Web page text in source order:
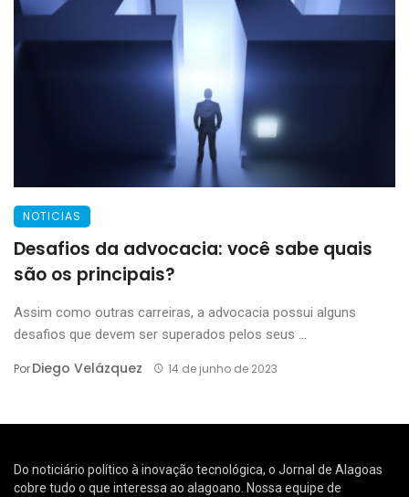
NOTICIAS
Desafios da advocacia: você sabe quais
são os principais?
Assim como outras carreiras, a advocacia possui alguns
desafios que devem ser superados pelos seus ...
PorDiego Velázquez 14 de junho de 2023
Do noticiário político à inovação tecnológica, o Jornal de Alagoas
cobre tudo o que interessa ao alagoano. Nossa equipe de